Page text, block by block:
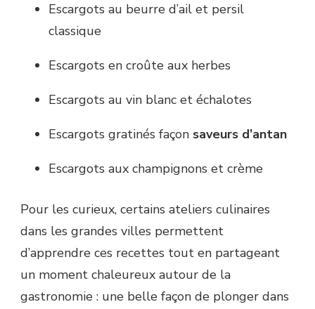
Escargots au beurre d’ail et persil
classique
Escargots en croûte aux herbes
Escargots au vin blanc et échalotes
Escargots gratinés façon saveurs d’antan
Escargots aux champignons et crème
Pour les curieux, certains ateliers culinaires
dans les grandes villes permettent
d’apprendre ces recettes tout en partageant
un moment chaleureux autour de la
gastronomie : une belle façon de plonger dans